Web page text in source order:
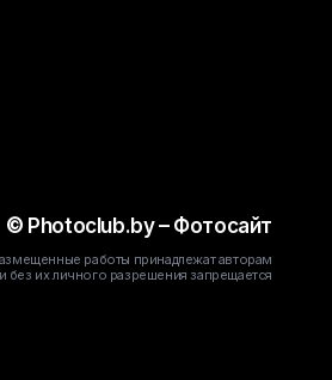
© Photoclub.by – Фотосайт
работы принадлежат авторам
их личного разрешения запрещается